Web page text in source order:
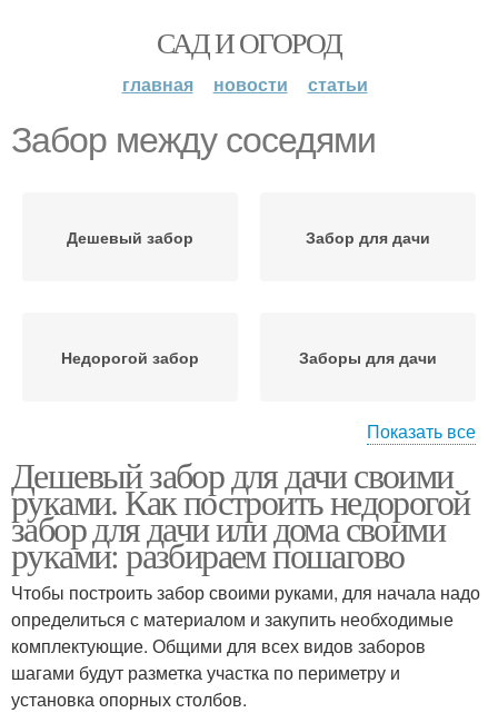
САД И ОГОРОД
главная новости статьи
Забор между соседями
Дешевый забор Забор для дачи
Недорогой забор Заборы для дачи
Забор на даче Деревянный забор
Бюджетный забор Забор из бревен
Показать все
Дешевый забор для дачи своими
руками. Как построить недорогой
забор для дачи или дома своими
руками: разбираем пошагово
Чтобы построить забор своими руками, для начала надо
определиться с материалом и закупить необходимые
комплектующие. Общими для всех видов заборов
шагами будут разметка участка по периметру и
установка опорных столбов.